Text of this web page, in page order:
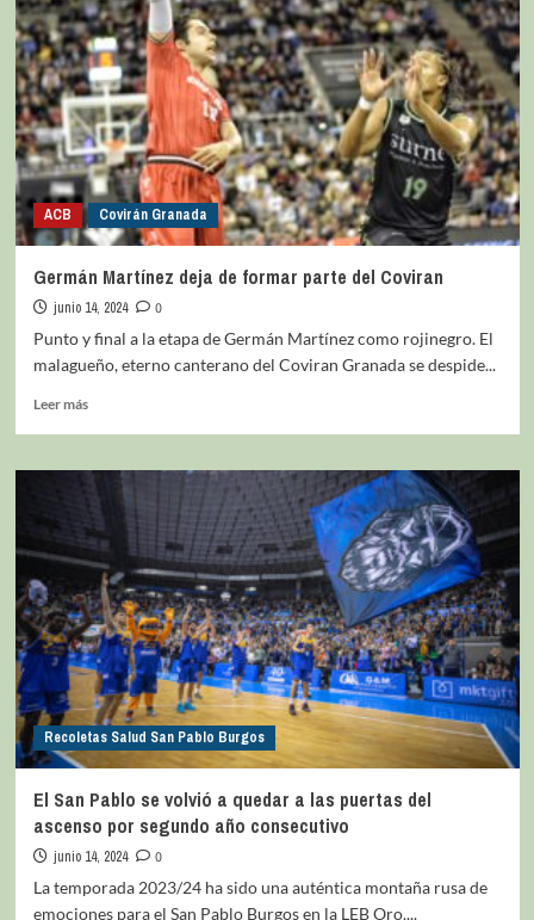
ACB Covirán Granada
Germán Martínez deja de formar parte del Coviran
junio 14, 2024
0
Punto y final a la etapa de Germán Martínez como rojinegro. El
malagueño, eterno canterano del Coviran Granada se despide...
Leer más
Recoletas Salud San Pablo Burgos
El San Pablo se volvió a quedar a las puertas del
ascenso por segundo año consecutivo
junio 14, 2024
0
La temporada 2023/24 ha sido una auténtica montaña rusa de
emociones para el San Pablo Burgos en la LEB Oro....